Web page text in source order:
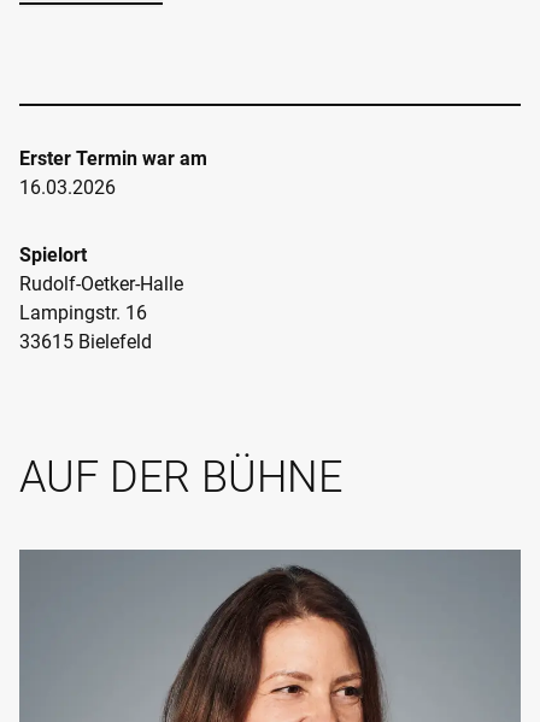
Musik stets im Blick. Man darf also gespannt sein –
korrespondierenden Texte, die Dirk Strehl lesen wird.
Erster Termin war am
16.03.2026
Spielort
Rudolf-Oetker-Halle
Lampingstr. 16
33615 Bielefeld
AUF DER BÜHNE